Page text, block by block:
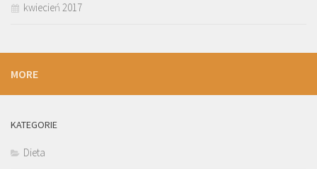
kwiecień 2017
MORE
KATEGORIE
Dieta